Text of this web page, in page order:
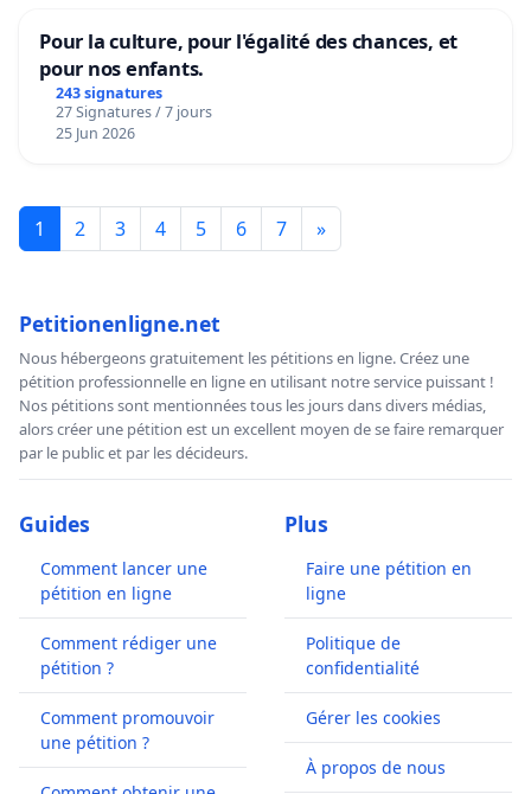
Pour la culture, pour l'égalité des chances, et
pour nos enfants.
243 signatures
27 Signatures / 7 jours
25 Jun 2026
1 2 3 4 5 6 7 »
Petitionenligne.net
Nous hébergeons gratuitement les pétitions en ligne. Créez une
pétition professionnelle en ligne en utilisant notre service puissant !
Nos pétitions sont mentionnées tous les jours dans divers médias,
alors créer une pétition est un excellent moyen de se faire remarquer
par le public et par les décideurs.
Guides
Comment lancer une
pétition en ligne
Comment rédiger une
pétition ?
Comment promouvoir
une pétition ?
Plus
Faire une pétition en
ligne
Politique de
confidentialité
Gérer les cookies
À propos de nous